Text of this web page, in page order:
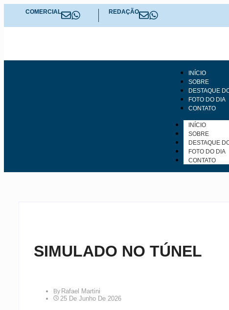
COMERCIAL REDAÇÃO
INÍCIO
SOBRE
DESTAQUE
FOTO DO DIA
CONTATO
INÍCIO
SOBRE
DESTAQUE
FOTO DO DIA
CONTATO
SIMULADO NO TÚNEL
By Rafael Martini
25 De Junho De 2026